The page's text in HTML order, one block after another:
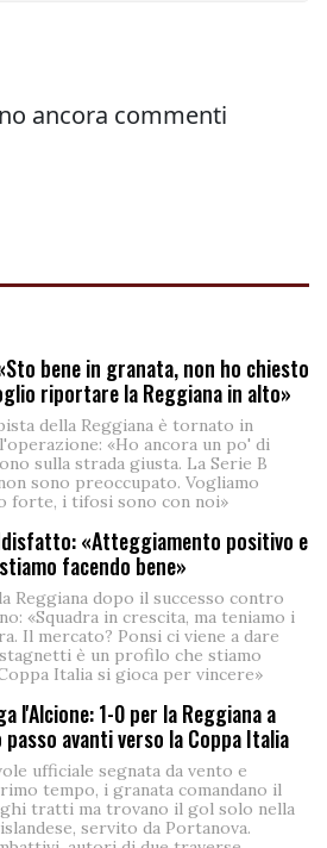
bene in granata, non ho chiesto
riportare la Reggiana in alto»
della Reggiana è tornato in
«Ho ancora un po' di
sulla strada giusta. La Serie B
sono preoccupato. Vogliamo
forte, i tifosi sono con noi»
«Atteggiamento positivo e
facendo bene»
Reggiana dopo il successo contro
«Squadra in crescita, ma teniamo i
Il mercato? Ponsi ci viene a dare
è un profilo che stiamo
Italia si gioca per vincere»
l'Alcione: 1-0 per la Reggiana a
passo avanti verso la Coppa Italia
ufficiale segnata da vento e
tempo, i granata comandano il
tratti ma trovano il gol solo nella
servito da Portanova.